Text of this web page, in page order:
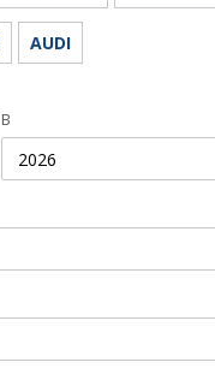
AUDI
В